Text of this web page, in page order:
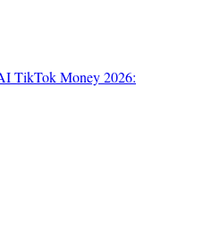
TikTok Money 2026: